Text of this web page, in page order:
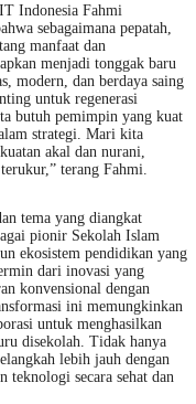
Indonesia Fahmi
sebagaimana pepatah,
manfaat dan
menjadi tonggak baru
modern, dan berdaya saing
untuk regenerasi
butuh pemimpin yang kuat
strategi. Mari kita
akal dan nurani,
terang Fahmi.
tema yang diangkat
pionir Sekolah Islam
ekosistem pendidikan yang
dari inovasi yang
konvensional dengan
ini memungkinkan
untuk menghasilkan
disekolah. Tidak hanya
lebih jauh dengan
teknologi secara sehat dan